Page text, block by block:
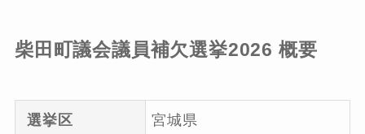
柴田町議会議員補欠選挙2026 概要
選挙区 宮城県